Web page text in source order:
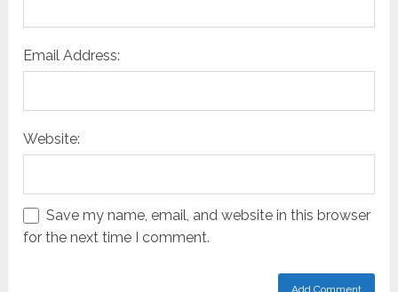
Email Address:
Website:
Save my name, email, and website in this browser
for the next time I comment.